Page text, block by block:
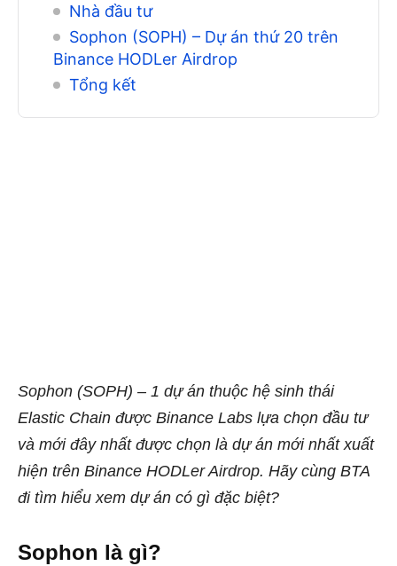
Nhà đầu tư
Sophon (SOPH) – Dự án thứ 20 trên
Binance HODLer Airdrop
Tổng kết
Sophon (SOPH) – 1 dự án thuộc hệ sinh thái
Elastic Chain được Binance Labs lựa chọn đầu tư
và mới đây nhất được chọn là dự án mới nhất xuất
hiện trên Binance HODLer Airdrop. Hãy cùng BTA
đi tìm hiểu xem dự án có gì đặc biệt?
Sophon là gì?